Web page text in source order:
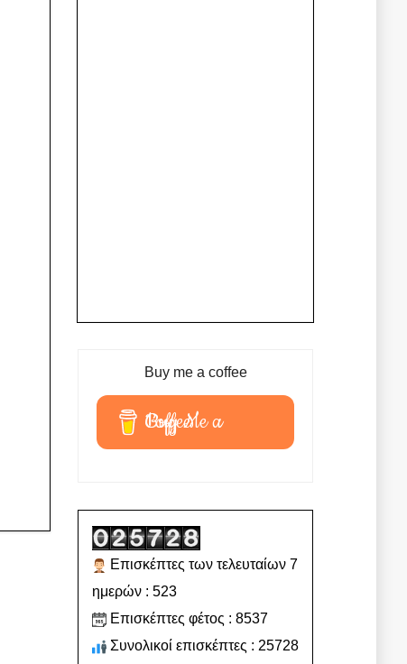
Buy me a coffee
Buy Me a Coffee
Επισκέπτες των τελευταίων 7
ημερών : 523
Επισκέπτες φέτος : 8537
Συνολικοί επισκέπτες : 25728